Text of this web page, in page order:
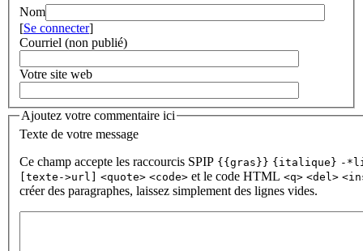
Nom
[Se connecter]
Courriel (non publié)
Votre site web
Ajoutez votre commentaire ici
Texte de votre message
Ce champ accepte les raccourcis SPIP {{gras}} {italique} -
[texte->url]
<quote> <code> et le code HTML <q> <del>
créer des paragraphes, laissez simplement des lignes vides.